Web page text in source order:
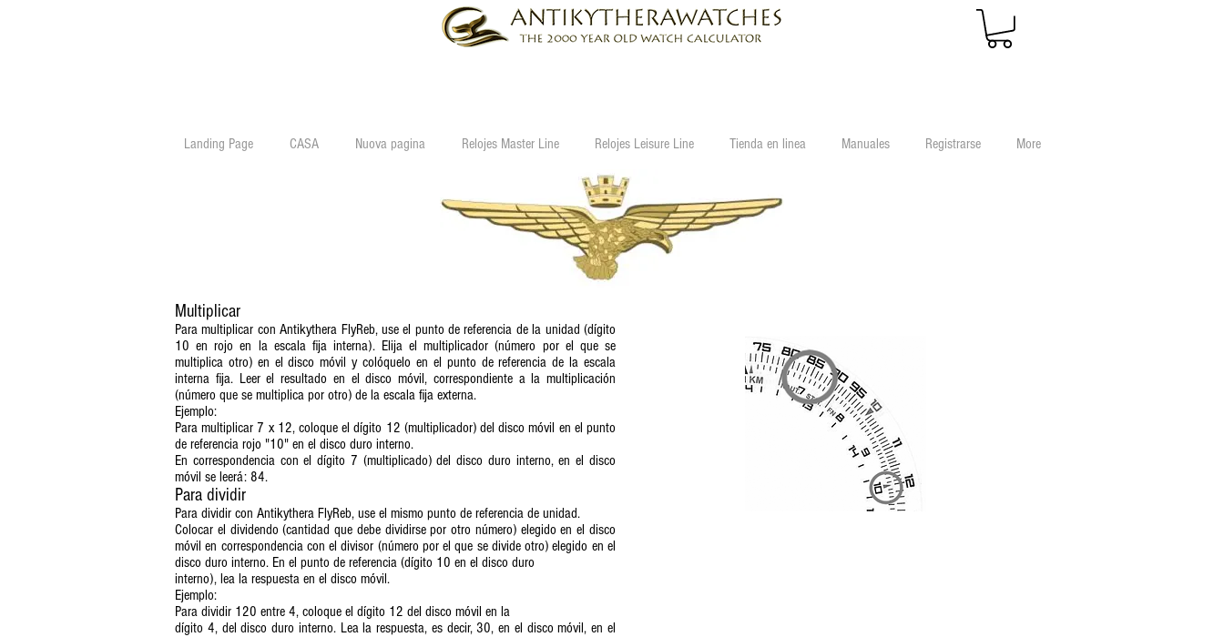
Landing Page CASA Nuova pagina Relojes Master Line Relojes Leisure Line Tienda en linea Manuales Registrarse More
Multiplicar
Para multiplicar con Antikythera FlyReb, use el punto de referencia de la unidad (dígito
10 en rojo en la escala fija interna). Elija el multiplicador (número por el que se
multiplica otro) en el disco móvil y colóquelo en el punto de referencia de la escala
interna fija. Leer el resultado en el disco móvil, correspondiente a la multiplicación
(número que se multiplica por otro) de la escala fija externa.
Ejemplo:
Para multiplicar 7 x 12, coloque el dígito 12 (multiplicador) del disco móvil en el punto
de referencia rojo "10" en el disco duro interno.
En correspondencia con el dígito 7 (multiplicado) del disco duro interno, en el disco
móvil se leerá: 84.
Para dividir
Para dividir con Antikythera FlyReb, use el mismo punto de referencia de unidad.
Colocar el dividendo (cantidad que debe dividirse por otro número) elegido en el disco
móvil en correspondencia con el divisor (número por el que se divide otro) elegido en el
disco duro interno. En el punto de referencia (dígito 10 en el disco duro
interno), lea la respuesta en el disco móvil.
Ejemplo:
Para dividir 120 entre 4, coloque el dígito 12 del disco móvil en la
dígito 4, del disco duro interno. Lea la respuesta, es decir, 30, en el disco móvil, en el